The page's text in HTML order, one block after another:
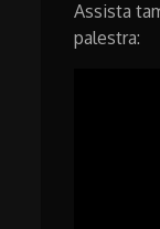
Assista
palestra: